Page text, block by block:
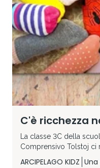
C'è ricchezza
La classe 3C della
Comprensivo Tolstoj ci
ARCIPELAGO KIDZ